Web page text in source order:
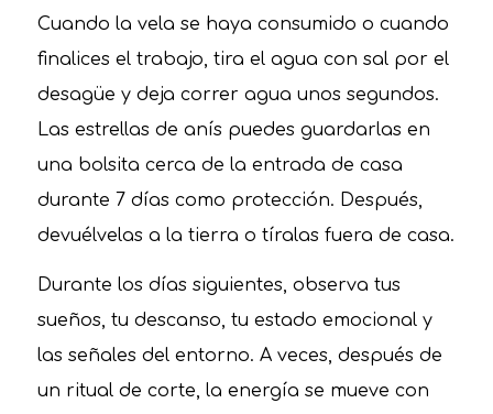
Cuando la vela se haya consumido o cuando
finalices el trabajo, tira el agua con sal por el
desagüe y deja correr agua unos segundos.
Las estrellas de anís puedes guardarlas en
una bolsita cerca de la entrada de casa
durante 7 días como protección. Después,
devuélvelas a la tierra o tíralas fuera de casa.
Durante los días siguientes, observa tus
sueños, tu descanso, tu estado emocional y
las señales del entorno. A veces, después de
un ritual de corte, la energía se mueve con